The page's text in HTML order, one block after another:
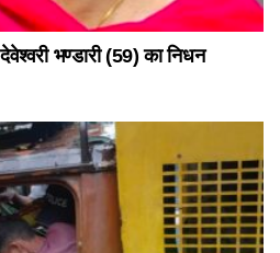
भण्डारी (59) का निधन